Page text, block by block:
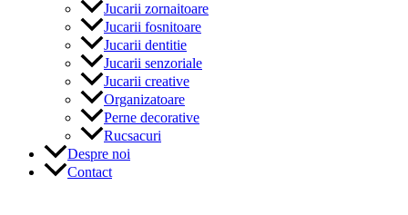
Jucarii zornaitoare
Jucarii fosnitoare
Jucarii dentitie
Jucarii senzoriale
Jucarii creative
Organizatoare
Perne decorative
Rucsacuri
Despre noi
Contact